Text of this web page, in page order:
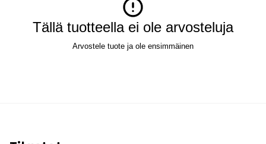
Tällä tuotteella ei ole arvosteluja
Arvostele tuote ja ole ensimmäinen